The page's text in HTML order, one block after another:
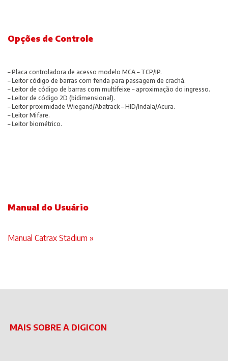
Opções de Controle
– Placa controladora de acesso modelo MCA – TCP/IP.
– Leitor código de barras com fenda para passagem de crachá.
– Leitor de código de barras com multifeixe – aproximação do ingresso.
– Leitor de código 2D (bidimensional).
– Leitor proximidade Wiegand/Abatrack – HID/Indala/Acura.
– Leitor Mifare.
– Leitor biométrico.
Manual do Usuário
Manual Catrax Stadium »
MAIS SOBRE A DIGICON